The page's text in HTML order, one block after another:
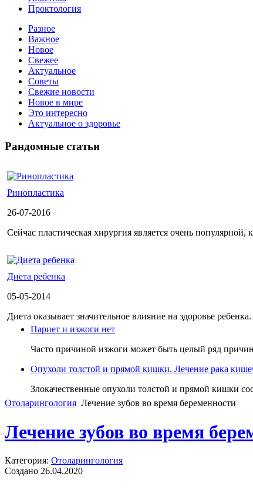
Проктология
Разное
Важное
Новое
Свежее
Актуальное
Советы
Свежие новости
Новое в мире
Это интересно
Актуальное о здоровье
Рандомные статьи
Ринопластика
26-07-2016
Сейчас пластическая хирургия является очень популярной,
Диета ребенка
05-05-2014
Диета оказывает значительное влияние на здоровье
Париет и изжоги нет
Часто причиной изжоги может быть целый ряд
Опухоли толстой и прямой кишки. Лечение рака
Злокачественные опухоли толстой и прямой кишки
Отоларингология Лечение зубов во время беременности
Лечение зубов во время
Категория: Отоларингология
Создано 26.04.2020